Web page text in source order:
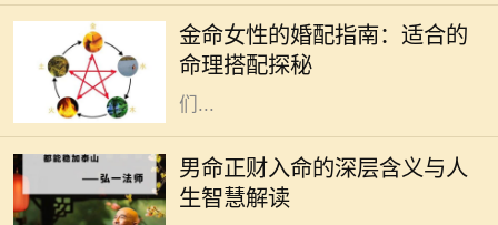
金命女性的婚配指南：适合的
命理搭配探秘
泛用于分析一个人的命运。在这些命
理中，五行是极其重要的概念。金命
女性，象征着坚韧、果敢与智慧，她
们...
男命正财入命的深层含义与人
生智慧解读
在中国传统命理学中，命理的组合和
分析无不与八字密切相关。对于男命
而言，正财的入命，不仅是财富的象
征，更深层次上反映了一个人的人生